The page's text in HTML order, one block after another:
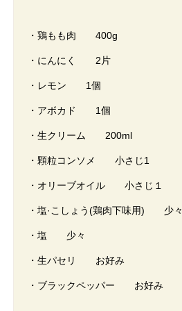
・鶏もも肉 400g
・にんにく 2片
・レモン 1個
・アボカド 1個
・生クリーム 200ml
・顆粒コンソメ 小さじ1
・オリーブオイル 小さじ１
・塩·こしょう(鶏肉下味用) 少々
・塩 少々
・生パセリ お好み
・ブラックペッパー お好み